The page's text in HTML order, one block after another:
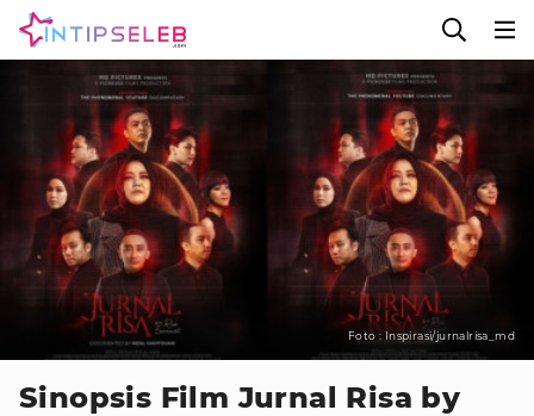
Foto : Inspirasi/jurnalrisa_md
Sinopsis Film Jurnal Risa by